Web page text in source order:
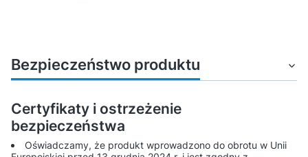
Bezpieczeństwo produktu
Certyfikaty i ostrzeżenie
bezpieczeństwa
Oświadczamy, że produkt wprowadzono do obrotu w Unii